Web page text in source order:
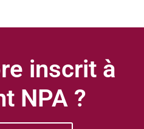
inscrit à
NPA ?